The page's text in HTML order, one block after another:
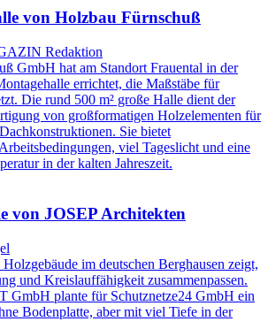
von Holzbau Fürnschuß
Redaktion
GmbH hat am Standort Frauental in der
errichtet, die Maßstäbe für
Die rund 500 m² große Halle dient der
von großformatigen Holzelementen für
Sie bietet
viel Tageslicht und eine
in der kalten Jahreszeit.
von JOSEP Architekten
im deutschen Berghausen zeigt,
und Kreislauffähigkeit zusammenpassen.
GmbH plante für Schutznetze24 GmbH ein
Bodenplatte, aber mit viel Tiefe in der